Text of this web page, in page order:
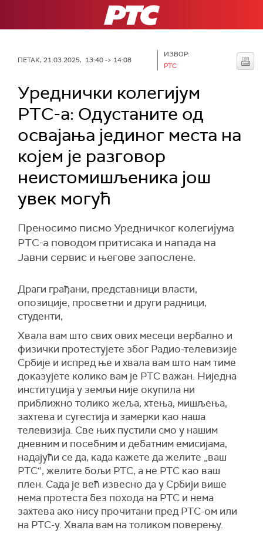
РТС
ПЕТАК, 21.03.2025, 13:40 -> 14:08
ИЗВОР:
РТС
Уреднички колегијум
РТС-a: Одустаните од
освајања јединог места на
којем је разговор
неистомишљеника још
увек могућ
Преносимo писмо Уредничког колегијума
РТС-а поводом притисака и напада на
Јавни сервис и његове запослене.
Драги грађани, представници власти,
опозиције, просветни и други радници,
студенти,
Хвала вам што свих ових месеци вербално и
физички протестујете због Радио-телевизије
Србије и испред ње и хвала вам што нам тиме
доказујете колико вам је РТС важан. Ниједна
институција у земљи није окупила ни
приближно толико жеља, хтења, мишљења,
захтева и сугестија и замерки као наша
телевизија. Све њих пустили смо у нашим
дневним и посебним и дебатним емисијама,
надајући се да, када кажете да желите „ваш
РТС“, желите бољи РТС, а не РТС као ваш
плен. Сада је већ извесно да у Србији више
нема протеста без похода на РТС и нема
захтева ако нису прочитани пред РТС-ом или
на РТС-у. Хвала вам на толиком поверењу.